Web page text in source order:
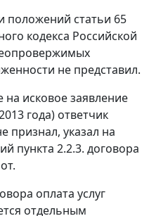
положений статьи 65
кодекса Российской
не представил.
исковое заявление
года) ответчик
признал, указал на
пункта 2.2.3. договора
оплата услуг
отдельным